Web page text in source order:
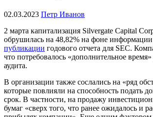
02.03.2023 Петр Иванов
2 марта капитализация Silvergate Capital
обрушилась на 48,82% на фоне
публикации годового отчета для SEC.
что потребовалось «дополнительное
аудита.
В организации также сослались на «ряд
которые повлияли на способность подать
срок. В частности, на продажу
бумаг «сверх того, что ранее ожидалось и